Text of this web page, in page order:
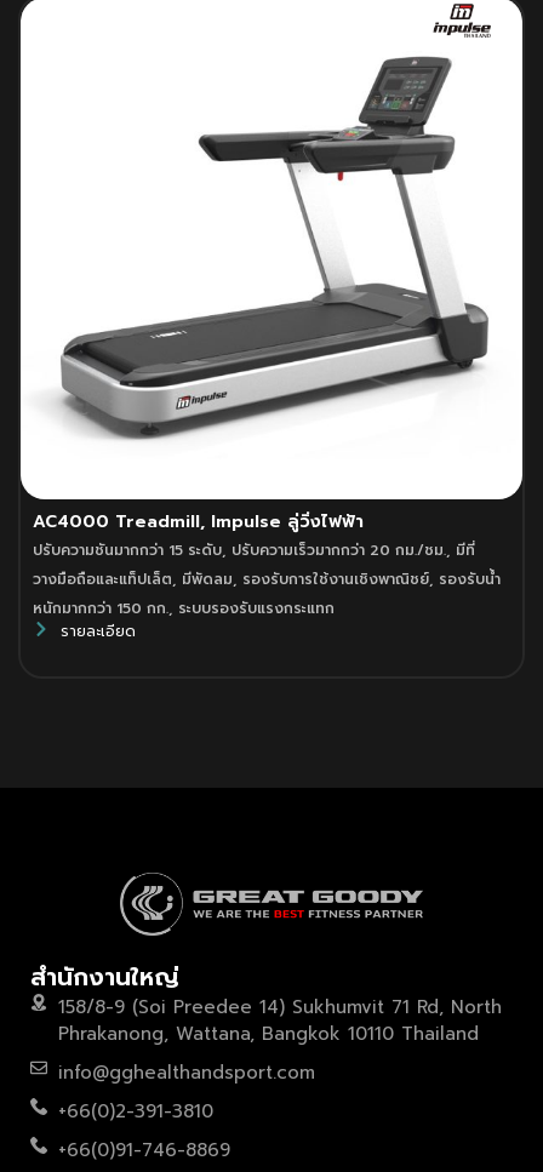
AC4000 Treadmill, Impulse ลู่วิ่งไฟฟ้า
ปรับความชันมากกว่า 15 ระดับ, ปรับความเร็วมากกว่า 20 กม./ชม., มีที่
วางมือถือและแท็ปเล็ต, มีพัดลม, รองรับการใช้งานเชิงพาณิชย์, รองรับน้ำ
หนักมากกว่า 150 กก., ระบบรองรับแรงกระแทก
รายละเอียด
สำนักงานใหญ่
158/8-9 (Soi Preedee 14) Sukhumvit 71 Rd, North
Phrakanong, Wattana, Bangkok 10110 Thailand
info@gghealthandsport.com
+66(0)2-391-3810
+66(0)91-746-8869